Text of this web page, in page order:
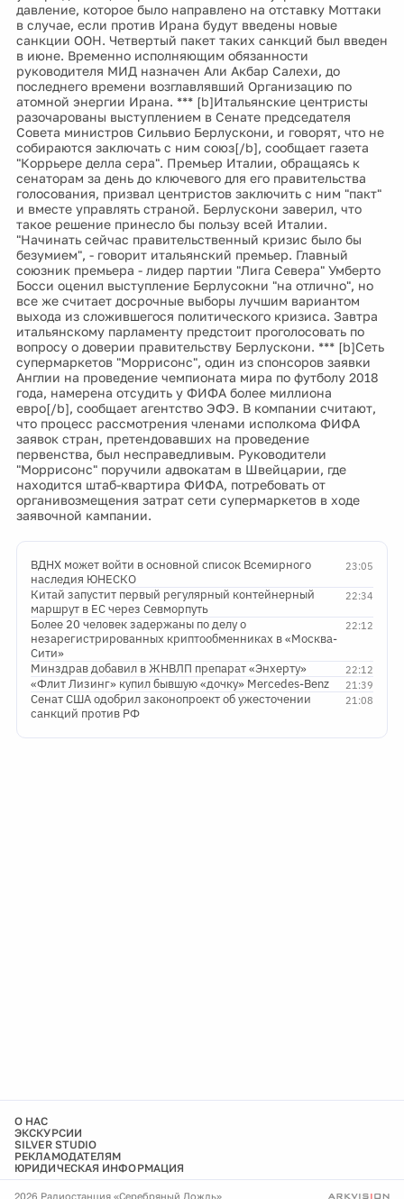
давление, которое было направлено на отставку Моттаки
в случае, если против Ирана будут введены новые
санкции ООН. Четвертый пакет таких санкций был введен
в июне. Временно исполняющим обязанности
руководителя МИД назначен Али Акбар Салехи, до
последнего времени возглавлявший Организацию по
атомной энергии Ирана. *** [b]Итальянские центристы
разочарованы выступлением в Сенате председателя
Совета министров Сильвио Берлускони, и говорят, что не
собираются заключать с ним союз[/b], сообщает газета
"Коррьере делла сера". Премьер Италии, обращаясь к
сенаторам за день до ключевого для его правительства
голосования, призвал центристов заключить с ним "пакт"
и вместе управлять страной. Берлускони заверил, что
такое решение принесло бы пользу всей Италии.
"Начинать сейчас правительственный кризис было бы
безумием", - говорит итальянский премьер. Главный
союзник премьера - лидер партии "Лига Севера" Умберто
Босси оценил выступление Берлусокни "на отлично", но
все же считает досрочные выборы лучшим вариантом
выхода из сложившегося политического кризиса. Завтра
итальянскому парламенту предстоит проголосовать по
вопросу о доверии правительству Берлускони. *** [b]Сеть
супермаркетов "Моррисонс", один из спонсоров заявки
Англии на проведение чемпионата мира по футболу 2018
года, намерена отсудить у ФИФА более миллиона
евро[/b], сообщает агентство ЭФЭ. В компании считают,
что процесс рассмотрения членами исполкома ФИФА
заявок стран, претендовавших на проведение
первенства, был несправедливым. Руководители
"Моррисонс" поручили адвокатам в Швейцарии, где
находится штаб-квартира ФИФА, потребовать от
органивозмещения затрат сети супермаркетов в ходе
заявочной кампании.
23:05
ВДНХ может войти в основной список Всемирного
наследия ЮНЕСКО
22:34
Китай запустит первый регулярный контейнерный
маршрут в ЕС через Севморпуть
22:12
Более 20 человек задержаны по делу о
незарегистрированных криптообменниках в «Москва-
Сити»
22:12
Минздрав добавил в ЖНВЛП препарат «Энхерту»
21:39
«Флит Лизинг» купил бывшую «дочку» Mercedes-Benz
21:08
Сенат США одобрил законопроект об ужесточении
санкций против РФ
О НАС
ЭКСКУРСИИ
SILVER STUDIO
РЕКЛАМОДАТЕЛЯМ
ЮРИДИЧЕСКАЯ ИНФОРМАЦИЯ
2026 Радиостанция «Серебряный Дождь»